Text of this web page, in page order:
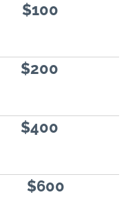
$100
$200
$400
$600